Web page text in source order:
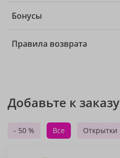
Бонусы
Правила возврата
Добавьте к заказу
- 50 % Все Открытки